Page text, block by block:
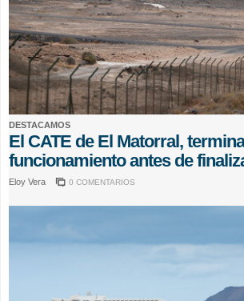
DESTACAMOS
El CATE de El Matorral,
funcionamiento antes de
Eloy Vera 0 COMENTARIOS